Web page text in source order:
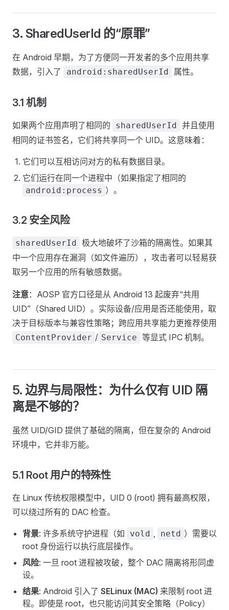
3. SharedUserId 的“原罪”
在 Android 早期，为了方便同一开发者的多个应用共享
数据，引入了
android:sharedUserId 属性。
3.1 机制
如果两个应用声明了相同的 sharedUserId 并且使用
相同的证书签名，它们将共享同一个 UID。这意味着：
它们可以互相访问对方的私有数据目录。
它们运行在同一个进程中（如果指定了相同的
android:process ）。
3.2 安全风险
sharedUserId 极大地破坏了沙箱的隔离性。如果其
中一个应用存在漏洞（如文件遍历），攻击者可以轻易获
取另一个应用的所有敏感数据。
注意：AOSP 官方口径是从 Android 13 起废弃“共用
UID”（Shared UID）。实际设备/应用是否还能使用，取
决于目标版本与兼容性策略；跨应用共享能力更推荐使用
ContentProvider / Service 等显式 IPC 机制。
5. 边界与局限性：为什么仅有 UID 隔
离是不够的？
虽然 UID/GID 提供了基础的隔离，但在复杂的 Android
环境中，它并非万能。
5.1 Root 用户的特殊性
在 Linux 传统权限模型中，UID 0 (root) 拥有最高权限，
可以绕过所有的 DAC 检查。
背景: 许多系统守护进程（如 vold , netd ）需要以
root 身份运行以执行底层操作。
风险: 一旦 root 进程被攻破，整个 DAC 隔离将形同虚
设。
结果: Android 引入了 SELinux (MAC) 来限制 root 进
程。即使是 root，也只能访问其安全策略（Policy）